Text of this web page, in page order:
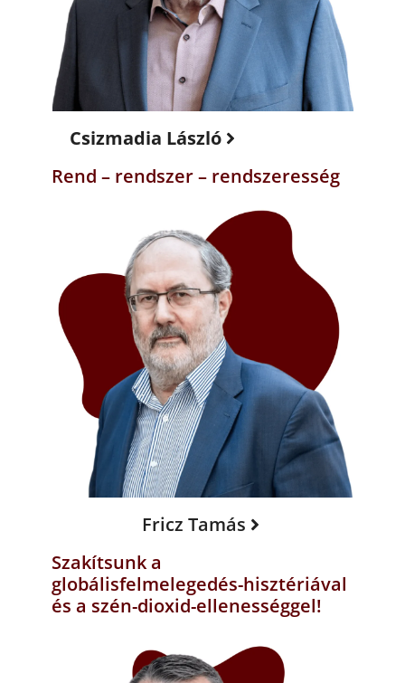
Csizmadia László
Rend – rendszer – rendszeresség
Fricz Tamás
Szakítsunk a
globálisfelmelegedés-hisztériával
és a szén-dioxid-ellenességgel!